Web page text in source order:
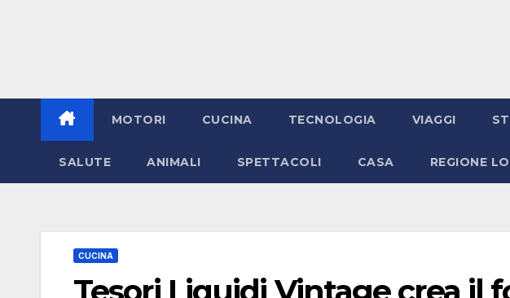
MOTORI CUCINA TECNOLOGIA VIAGGI
SALUTE ANIMALI SPETTACOLI CASA REGIONE
CUCINA